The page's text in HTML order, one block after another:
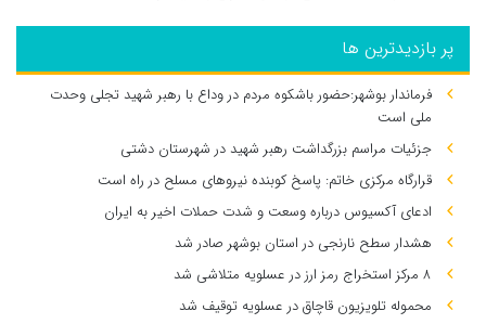
پر بازدیدترین ها
فرماندار بوشهر:حضور باشکوه مردم در وداع با رهبر شهید تجلی وحدت
ملی است
جزئیات مراسم بزرگداشت رهبر شهید در شهرستان دشتی
قرارگاه مرکزی خاتم: پاسخ کوبنده نیروهای مسلح در راه است
ادعای آکسیوس درباره وسعت و شدت حملات اخیر به ایران
هشدار سطح نارنجی در استان بوشهر صادر شد
۸ مرکز استخراج رمز ارز در عسلویه متلاشی شد
محموله تلویزیون قاچاق در عسلویه توقیف شد